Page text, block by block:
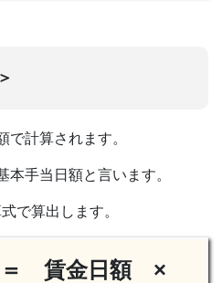
で計算されます。
本手当日額と言います。
で算出します。
＝ 賃金日額 ×